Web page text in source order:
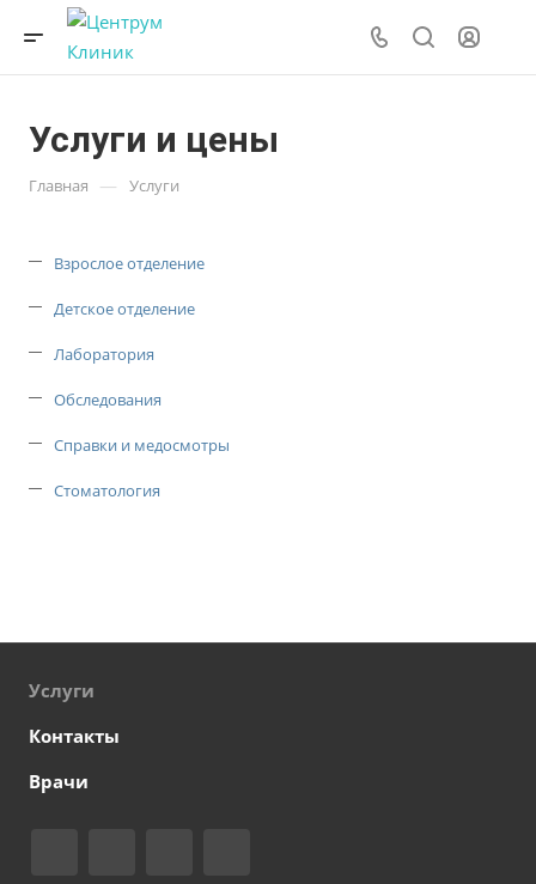
Услуги и цены
Главная — Услуги
Взрослое отделение
Детское отделение
Лаборатория
Обследования
Справки и медосмотры
Стоматология
Услуги
Контакты
Врачи